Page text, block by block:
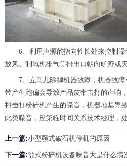
6、利用声源的指向性长处来控制
放风、制氧机排气等排出口朝向旷野或
7、立马儿除掉机器故障，机器故
带产生跑偏会导致产品皮带击打的声响
料击打粉碎机产生的噪音，机器地基导
此类噪音，应第临时间关系技术经理，
上一篇:小型颚式破石机停机的原因
下一篇:颚式粉碎机设备噪音大是什么情